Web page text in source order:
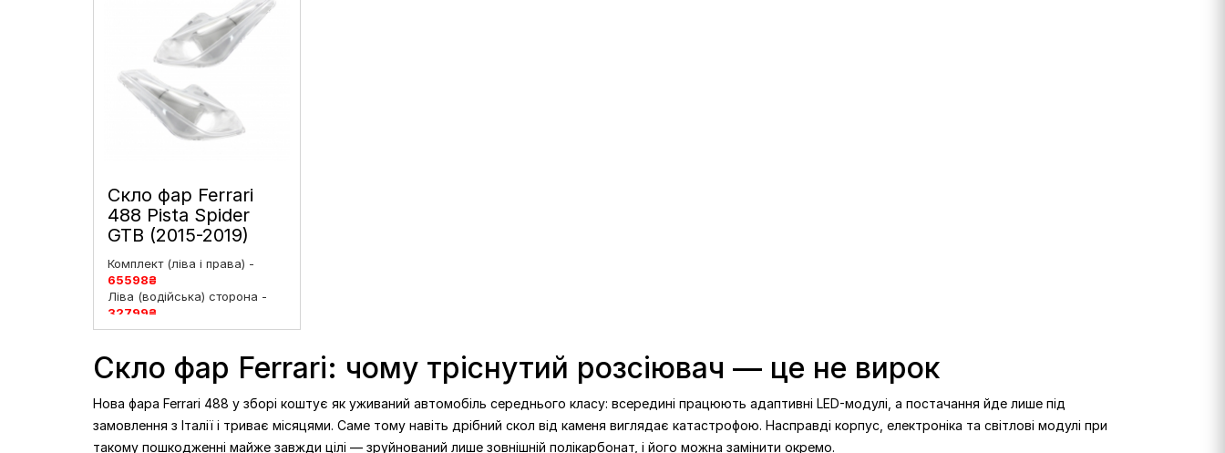
Скло фар Ferrari
488 Pista Spider
GTB (2015-2019)
ліве і праве
Комплект (ліва і права) -
65598₴
Ліва (водійська) сторона -
32799₴
Права (пасажирська)
Скло фар Ferrari: чому тріснутий розсіювач — це не вирок
Нова фара Ferrari 488 у зборі коштує як уживаний автомобіль середнього класу: всередині працюють адаптивні LED-модулі, а постачання йде лише під
замовлення з Італії і триває місяцями. Саме тому навіть дрібний скол від каменя виглядає катастрофою. Насправді корпус, електроніка та світлові модулі при
такому пошкодженні майже завжди цілі — зруйнований лише зовнішній полікарбонат, і його можна замінити окремо.